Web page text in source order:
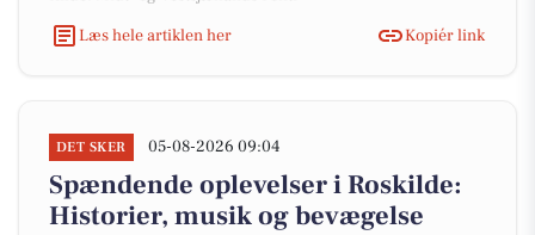
Læs hele artiklen her
Kopiér link
DET SKER 05-08-2026 09:04
Spændende oplevelser i Roskilde:
Historier, musik og bevægelse